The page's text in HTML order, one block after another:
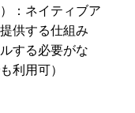
：ネイティブア
供する仕組み
する必要がな
利用可）